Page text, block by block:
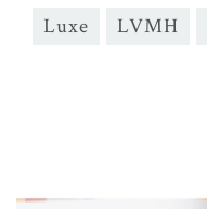
Luxe
LVMH